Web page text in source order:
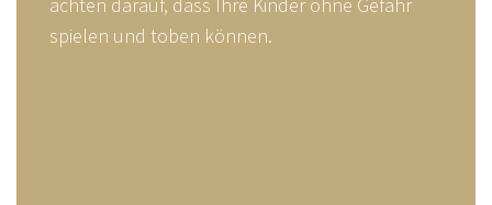
spielen und toben können.